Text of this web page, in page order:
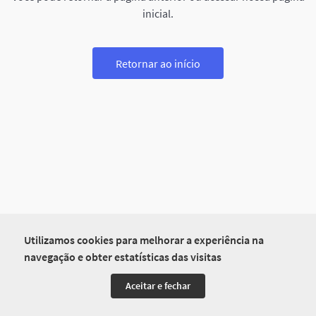
Utilizamos cookies para melhorar a experiência na
navegação e obter estatísticas das visitas
Aceitar e fechar
inicial.
Retornar ao início